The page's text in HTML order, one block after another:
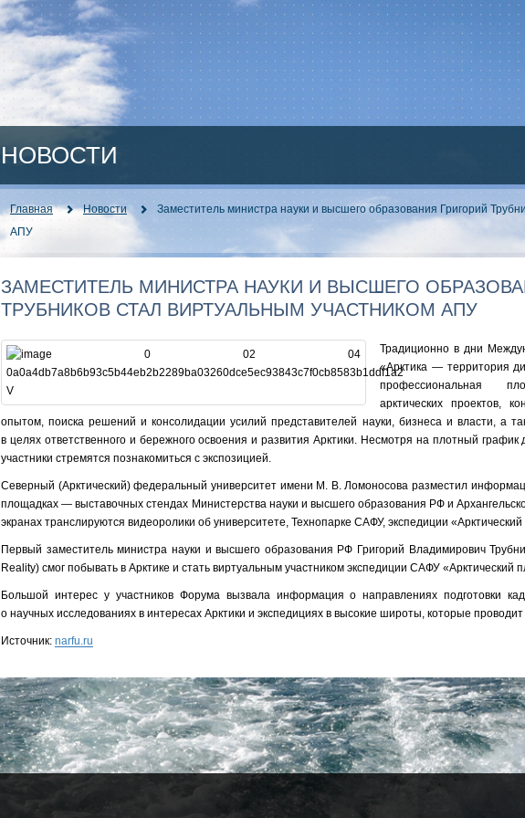
НОВОСТИ
Главная Новости
Заместитель министра науки и высшего образования Григорий
АПУ
ЗАМЕСТИТЕЛЬ МИНИСТРА НАУКИ И ВЫСШЕГО
ТРУБНИКОВ СТАЛ ВИРТУАЛЬНЫМ УЧАСТНИКОМ АПУ
Традиционно в дни
«Арктика — территория
профессиональная
арктических проектов,
опытом, поиска решений и консолидации усилий представителей науки, бизнеса и власти, а
в целях ответственного и бережного освоения и развития Арктики. Несмотря на плотный
участники стремятся познакомиться с экспозицией.
Северный (Арктический) федеральный университет имени М. В. Ломоносова разместил
площадках — выставочных стендах Министерства науки и высшего образования РФ и
экранах транслируются видеоролики об университете, Технопарке САФУ, экспедиции
Первый заместитель министра науки и высшего образования РФ Григорий Владимирович
Reality) смог побывать в Арктике и стать виртуальным участником экспедиции САФУ «Арктический
Большой интерес у участников Форума вызвала информация о направлениях подготовки
о научных исследованиях в интересах Арктики и экспедициях в высокие широты, которые
Источник: narfu.ru